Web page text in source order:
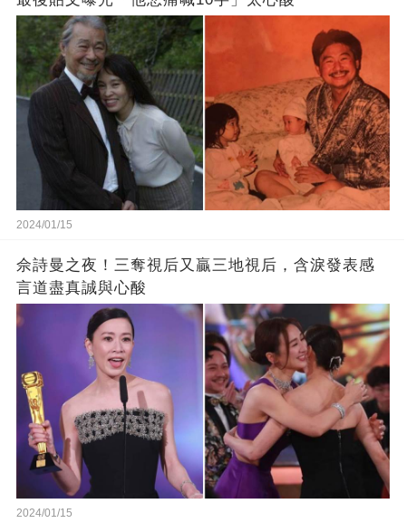
2024/01/15
佘詩曼之夜！三奪視后又贏三地視后，含淚發表感
言道盡真誠與心酸
2024/01/15